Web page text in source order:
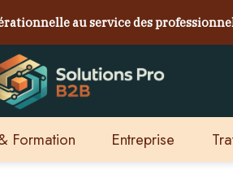
au service des
Formation Entreprise